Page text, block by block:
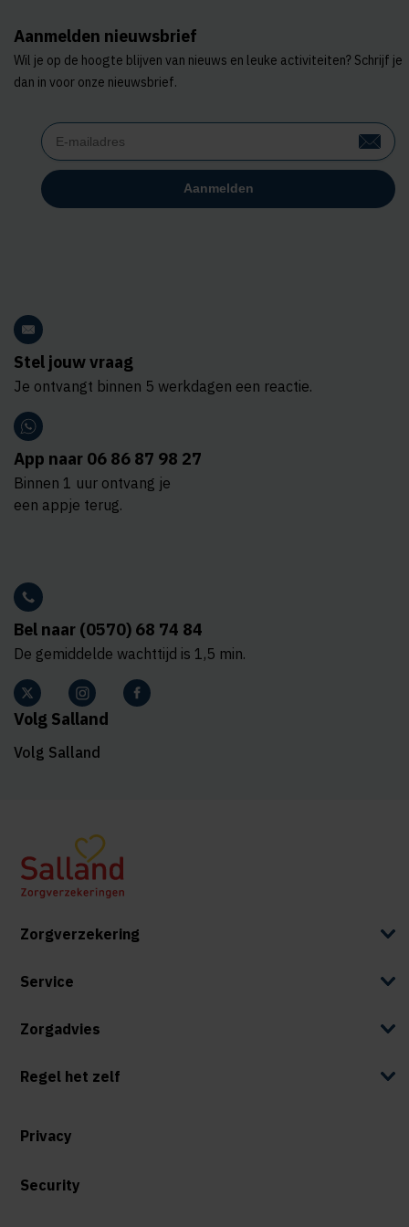
Aanmelden nieuwsbrief
Wil je op de hoogte blijven van nieuws en leuke activiteiten? Schrijf je
dan in voor onze nieuwsbrief.
Stel jouw vraag
Je ontvangt binnen 5 werkdagen een reactie.
App naar 06 86 87 98 27
Binnen 1 uur ontvang je
een appje terug.
Bel naar (0570) 68 74 84
De gemiddelde wachttijd is 1,5 min.
Volg Salland
Volg Salland
Zorgverzekering
Service
Zorgadvies
Regel het zelf
Privacy
Security